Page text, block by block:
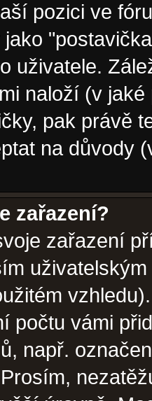
pozici ve
uživatele.
naloží (v
pak právě
na důvody
zařazení?
zařazení
počtu vámi
např.